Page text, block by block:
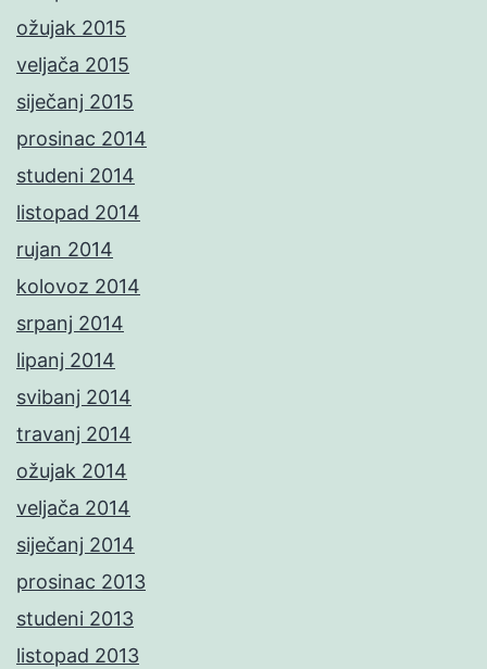
ožujak 2015
veljača 2015
siječanj 2015
prosinac 2014
studeni 2014
listopad 2014
rujan 2014
kolovoz 2014
srpanj 2014
lipanj 2014
svibanj 2014
travanj 2014
ožujak 2014
veljača 2014
siječanj 2014
prosinac 2013
studeni 2013
listopad 2013